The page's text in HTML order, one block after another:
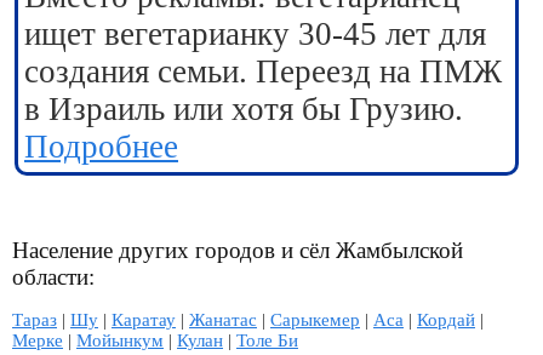
ищет вегетарианку 30-45 лет для
создания семьи. Переезд на ПМЖ
в Израиль или хотя бы Грузию.
Подробнее
Население других городов и сёл Жамбылской
области:
Тараз | Шу | Каратау | Жанатас | Сарыкемер | Аса | Кордай |
Мерке | Мойынкум | Кулан | Толе Би